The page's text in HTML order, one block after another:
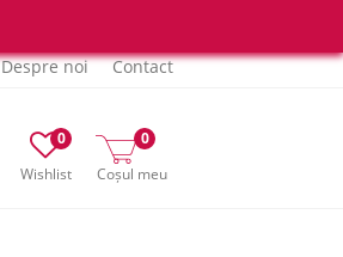
Despre noi Contact
Wishlist
0
Coșul meu
0